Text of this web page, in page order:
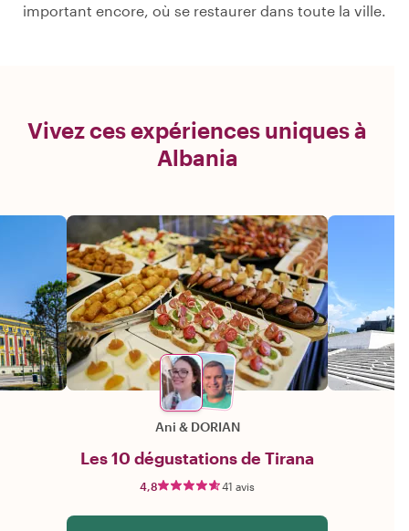
important encore, où se restaurer dans toute la ville.
Vivez ces expériences uniques à
Albania
Ani & DORIAN
Les 10 dégustations de Tirana
4,8 41 avis